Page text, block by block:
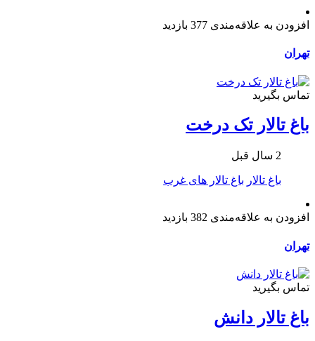
افزودن به علاقه‌مندی 377 بازدید
تهران
تماس بگیرید
باغ تالار تک درخت
2 سال قبل
باغ تالار باغ تالار های غرب
افزودن به علاقه‌مندی 382 بازدید
تهران
تماس بگیرید
باغ تالار دانش